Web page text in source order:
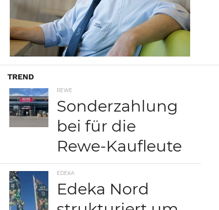
TREND
REWE
Sonderzahlung
bei für die
Rewe-Kaufleute
EDEKA
Edeka Nord